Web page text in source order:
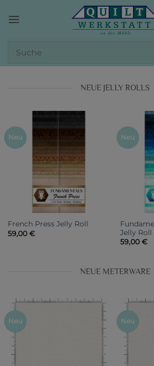
Inhalt
NEUE JELLY ROLLS
Neu
French Press Jelly Roll
59,00 €
Neu
Jelly Roll
59,00 €
NEUE METERWARE
Neu Neu